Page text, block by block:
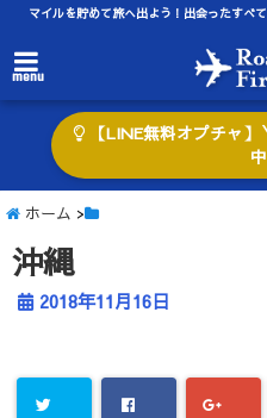
マイルを貯めて旅へ出よう！出会ったすべ
menu
【LINE無料オプチャ
ホーム >
沖縄
2018年11月16日